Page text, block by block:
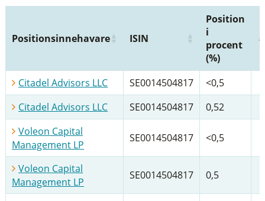
Positionsinnehavare ISIN
Position
i
procent
(%)
Citadel Advisors LLC SE0014504817
<0,5
Citadel Advisors LLC
SE0014504817
0,52
Voleon Capital
Management LP
SE0014504817 <0,5
Voleon Capital
Management LP
SE0014504817 0,5